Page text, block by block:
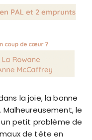
la joie, la bonne
le
petit problème de
de tête en